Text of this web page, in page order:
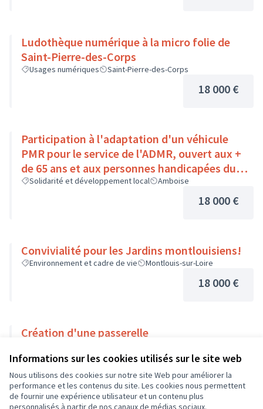
Informations sur les cookies utilisés sur le site web
Nous utilisons des cookies sur notre site Web pour améliorer la
performance et les contenus du site. Les cookies nous permettent
de fournir une expérience utilisateur et un contenu plus
personnalisés à partir de nos canaux de médias sociaux.
Ludothèque numérique à la micro folie de
Saint-Pierre-des-Corps
Usages numériques Saint-Pierre-des-Corps
18 000 €
Participation à l'adaptation d'un véhicule
PMR pour le service de l'ADMR, ouvert aux +
de 65 ans et aux personnes handicapées du
Pays Loire-Touraine.
Solidarité et développement local Amboise
18 000 €
Convivialité pour les Jardins montlouisiens!
Environnement et cadre de vie Montlouis-sur-Loire
18 000 €
Création d'une passerelle
18 000 €